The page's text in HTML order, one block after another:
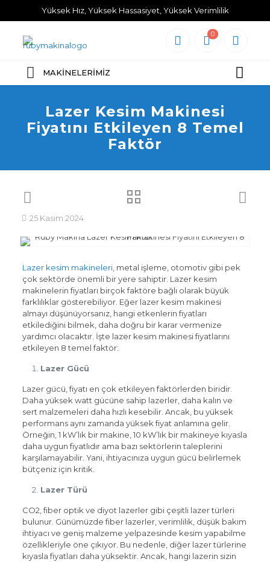
Yüksek Hız, Yüksek Hassasiyet, Yüksek Verimlilik
0
MAKİNELERİMİZ
Lazer Kesim Makinesi
Fiyatını Etkileyen 8 Temel
Faktör
25 Kasım 2024
Lazer kesim makineleri, metal işleme, otomotiv gibi pek
çok sektörde önemli bir yere sahiptir. Lazer kesim
makinelerin fiyatları birçok faktöre bağlı olarak büyük
farklılıklar gösterebiliyor. Eğer lazer kesim makinesi
almayı düşünüyorsanız, hangi etkenlerin fiyatları
etkilediğini bilmek, daha doğru bir karar vermenize
yardımcı olacaktır. İşte lazer kesim makinesi fiyatlarını
etkileyen 8 temel faktör:
Lazer Gücü
Lazer gücü, fiyatı en çok etkileyen faktörlerden biridir.
Daha yüksek watt gücüne sahip lazerler, daha kalın ve
sert malzemeleri daha hızlı kesebilir. Ancak, bu yüksek
performans aynı zamanda yüksek fiyat anlamına gelir.
Örneğin, 1 kW’lık bir makine, 10 kW’lık bir makineye kıyasla
daha uygun fiyatlıdır ama bazı sektörlerin taleplerini
karşılamayabilir. Yani, ihtiyacınıza uygun gücü belirlemek
bütçeniz için kritik.
Lazer Türü
CO2, fiber optik ve diyot lazerler gibi çeşitli lazer türleri
bulunur. Günümüzde fiber lazerler, verimlilik, düşük bakım
ihtiyacı ve geniş malzeme yelpazesinde kesim yapabilme
özellikleriyle öne çıkıyor. Bu nedenle, diğer lazer türlerine
kıyasla fiyatları daha yüksektir. Ancak, hangi lazerin sizin